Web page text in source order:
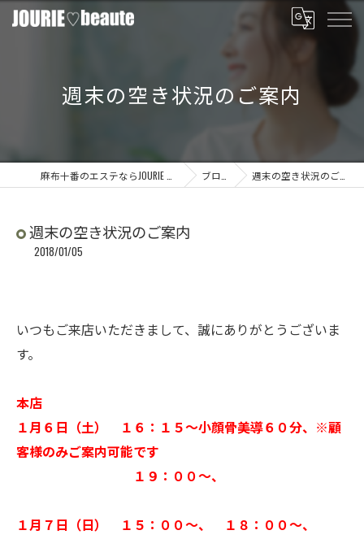
週末の空き状況のご案内
ブログ 週末の空き状況のご案内
週末の空き状況のご案内
2018/01/05
いつもご来店いただきまして、誠にありがとうございま
す。
本店
１月６日（土） １６：１５～小顔骨美導６０分、※顧
客様のみご案内可能です
１９：００～、
１月７日（日） １５：００～、 １８：００～、